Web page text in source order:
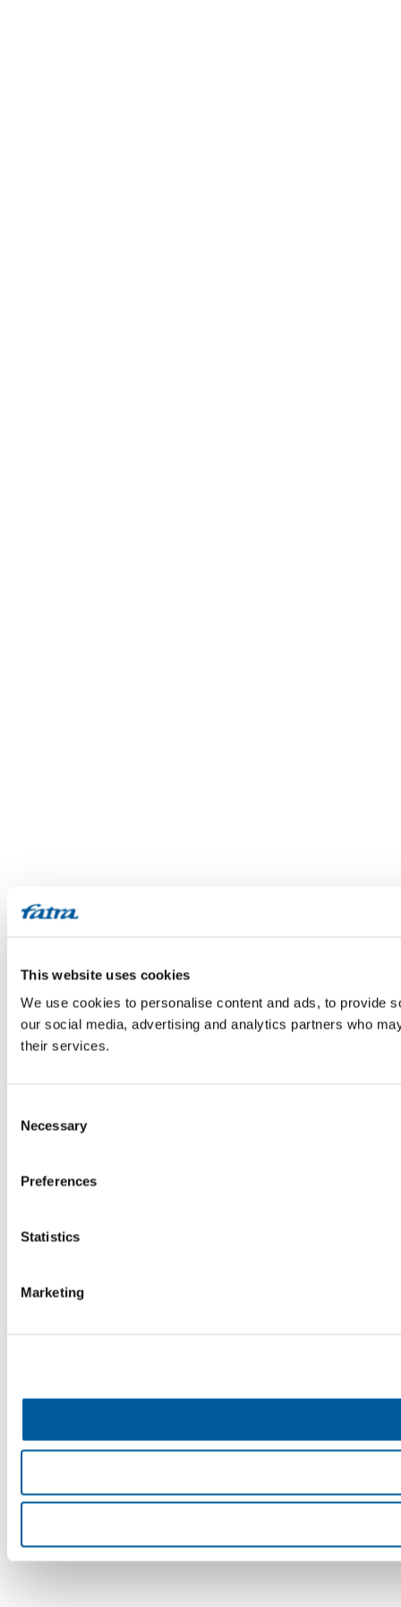
This website uses cookies
We use cookies to personalise content and ads, to provide
our social media, advertising and analytics partners who
their services.
Selection
Necessary
Preferences
Statistics
Marketing